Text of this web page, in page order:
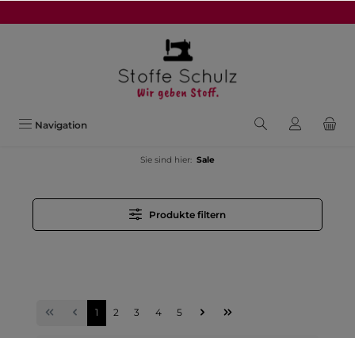
Navigation
Sie sind hier: Sale
Produkte filtern
1 2 3 4 5